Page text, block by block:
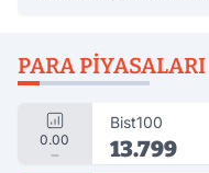
PARA PIYASALARI
0.00
Bist100
13.799